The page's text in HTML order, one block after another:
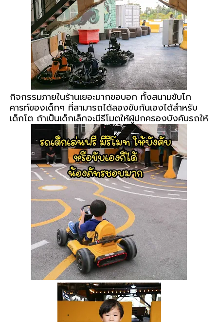
กิจกรรมภายในร้านเยอะมากขอบอก ทั้งสนามขับโก
คารท์ของเด็กๆ ที่สามารถได้ลองขับกันเองได้สำหรับ
เด็กโต ถ้าเป็นเด็กเล็กจะมีรีโมตให้ผู้ปกครองบังคับรถให้